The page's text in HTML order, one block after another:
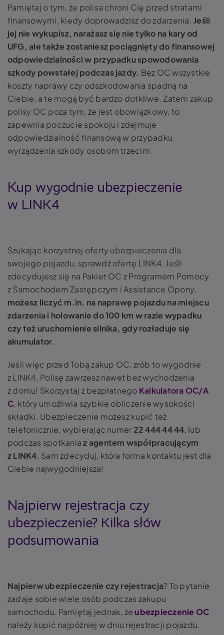
Pamiętaj o tym, że polisa chroni Cię przed stratami
finansowymi, kiedy doprowadzisz do zdarzenia.Jeśli
jej nie wykupisz, narażasz się nie tylko na kary od
UFG, ale także zostaniesz pociągnięty do finansowej
odpowiedzialności w przypadku spowodowania
szkody powstałej podczas jazdy. Bez OC wszystkie
koszty naprawy czy odszkodowania spadną na
Ciebie, a te mogą być bardzo dotkliwe. Zatem zakup
polisy OC poza tym, że jest obowiązkowy, to
zapewnia poczucie spokoju i zdejmuje
odpowiedzialność finansową w przypadku
wyrządzenia szkody osobom trzecim.
Kup wygodnie ubezpieczenie
w LINK4
Szukając korzystnej oferty ubezpieczenia dla
swojego pojazdu, sprawdź ofertę LINK4. Jeśli
zdecydujesz się na Pakiet OC z Programem Pomocy
z Samochodem Zastępczym i Assistance Opony,
możesz liczyć m.in. na naprawę pojazdu na miejscu
zdarzenia i holowanie do 100 km w razie wypadku
czy też uruchomienie silnika, gdy rozładuje się
akumulator.
Jeśli więc przed Tobą zakup OC, zrób to wygodnie
z LINK4. Polisę zawrzesz nawet bez wychodzenia
z domu! Skorzystaj z bezpłatnego Kalkulatora OC/A
C, który umożliwia szybkie obliczenie wysokości
składki. Ubezpieczenie możesz kupić też
telefonicznie, wybierając numer 22 444 44 44, lub
podczas spotkaniaz agentem współpracującym
z LINK4. Sam zdecyduj, która forma kontaktu jest dla
Ciebie najwygodniejsza!
Najpierw rejestracja czy
ubezpieczenie? Kilka słów
podsumowania
Najpierw ubezpieczenie czy rejestracja? To pytanie
zadaje sobie wiele osób podczas zakupu
samochodu. Pamiętaj jednak, żeubezpieczenie OC
należy kupić najpóźniej w dniu rejestracji pojazdu.